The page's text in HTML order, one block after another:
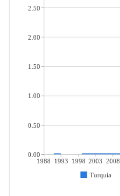
1988 1993 1998 2003 2008
Turquía
2.50
2.00
1.50
1.00
0.50
0.00